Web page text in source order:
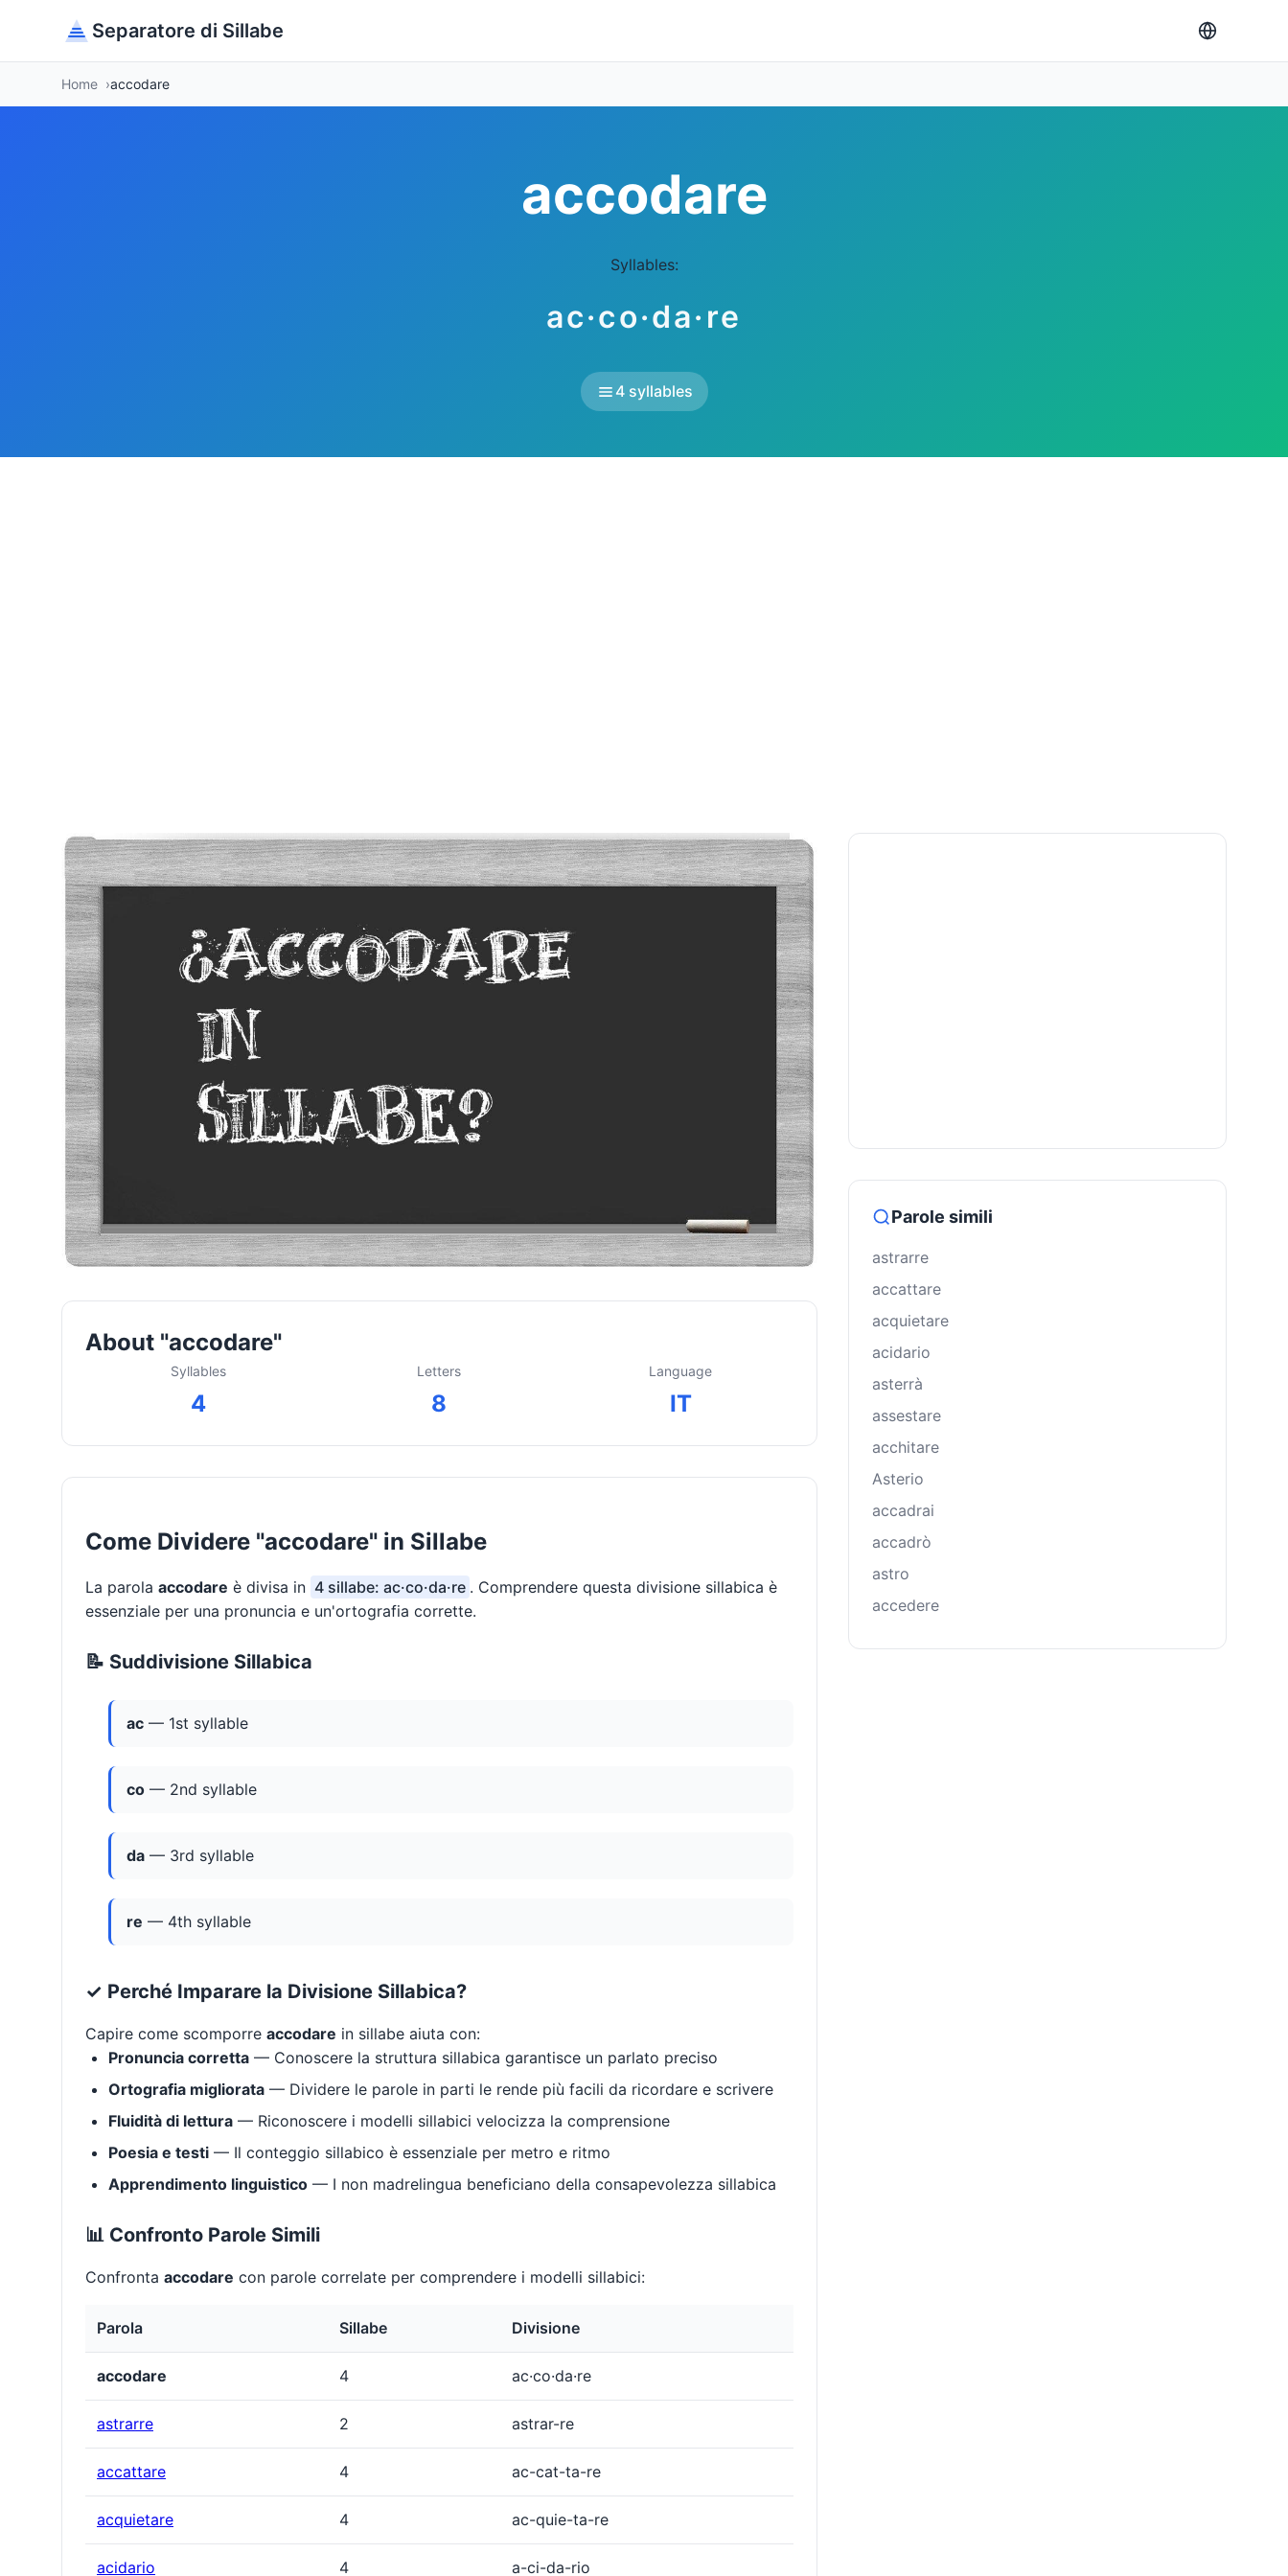
Separatore di Sillabe
Home accodare
accodare
Syllables:
ac·co·da·re
4 syllables
About "accodare"
Syllables
4
Letters
8
Language
IT
Come Dividere "accodare" in Sillabe
La parola accodare è divisa in 4 sillabe: ac·co·da·re . Comprendere questa divisione sillabica è
essenziale per una pronuncia e un'ortografia corrette.
📝 Suddivisione Sillabica
ac — 1st syllable
co — 2nd syllable
da — 3rd syllable
re — 4th syllable
✓ Perché Imparare la Divisione Sillabica?
Capire come scomporre accodare in sillabe aiuta con:
Pronuncia corretta — Conoscere la struttura sillabica garantisce un parlato preciso
Ortografia migliorata — Dividere le parole in parti le rende più facili da ricordare e scrivere
Fluidità di lettura — Riconoscere i modelli sillabici velocizza la comprensione
Poesia e testi — Il conteggio sillabico è essenziale per metro e ritmo
Apprendimento linguistico — I non madrelingua beneficiano della consapevolezza sillabica
📊 Confronto Parole Simili
Confronta accodare con parole correlate per comprendere i modelli sillabici:
Parola Sillabe Divisione
accodare 4 ac·co·da·re
astrarre 2 astrar-re
accattare 4 ac-cat-ta-re
acquietare 4 ac-quie-ta-re
acidario 4 a-ci-da-rio
Parole simili
astrarre
accattare
acquietare
acidario
asterrà
assestare
acchitare
Asterio
accadrai
accadrò
astro
accedere